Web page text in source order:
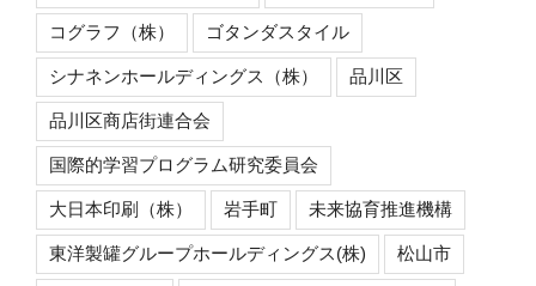
コグラフ（株） ゴタンダスタイル
シナネンホールディングス（株） 品川区
品川区商店街連合会
国際的学習プログラム研究委員会
大日本印刷（株） 岩手町 未来協育推進機構
東洋製罐グループホールディングス(株) 松山市